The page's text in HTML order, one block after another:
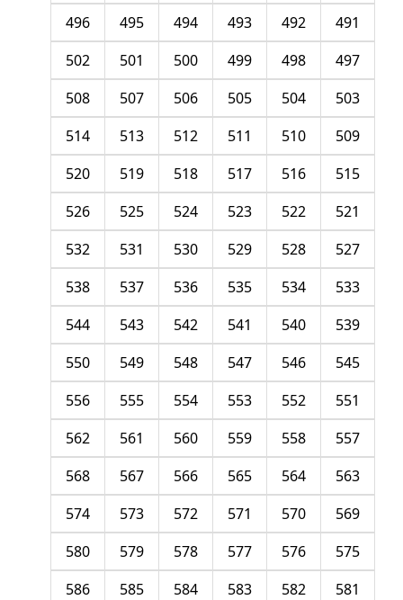
491
492
493
494
495
496
497
498
499
500
501
502
503
504
505
506
507
508
509
510
511
512
513
514
515
516
517
518
519
520
521
522
523
524
525
526
527
528
529
530
531
532
533
534
535
536
537
538
539
540
541
542
543
544
545
546
547
548
549
550
551
552
553
554
555
556
557
558
559
560
561
562
563
564
565
566
567
568
569
570
571
572
573
574
575
576
577
578
579
580
581
582
583
584
585
586